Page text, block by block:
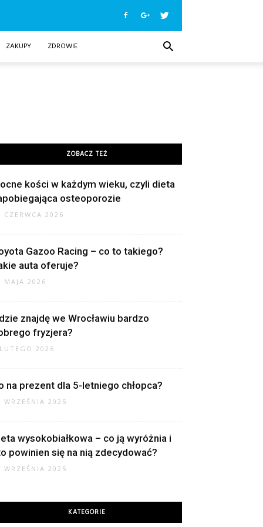
ZAKUPY ZDROWIE
ZOBACZ TEŻ
kości w każdym wieku, czyli dieta
osteoporozie
CZERWCA 2026
Gazoo Racing – co to takiego?
auta oferuje?
MAJA 2026
znajdę we Wrocławiu bardzo
fryzjera?
2026
na prezent dla 5-letniego chłopca?
WRZEŚNIA 2025
wysokobiałkowa – co ją wyróżnia i
powinien się na nią zdecydować?
WRZEŚNIA 2025
KATEGORIE